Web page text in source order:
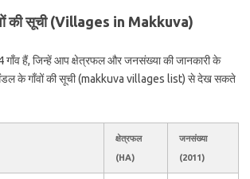
की सूची (Villages in Makkuva)
हैं, जिन्हें आप क्षेत्रफल और जनसंख्या की जानकारी के
के गाँवों की सूची (makkuva villages list) से देख सकते
क्षेत्रफल
(HA)
जनसंख्या
(2011)